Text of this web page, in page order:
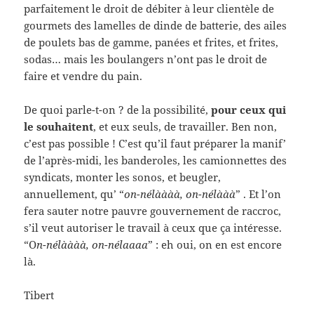
parfaitement le droit de débiter à leur clientèle de
gourmets des lamelles de dinde de batterie, des ailes
de poulets bas de gamme, panées et frites, et frites,
sodas… mais les boulangers n’ont pas le droit de
faire et vendre du pain.
De quoi parle-t-on ? de la possibilité,pour ceux qui
le souhaitent, et eux seuls, de travailler. Ben non,
c’est pas possible ! C’est qu’il faut préparer la manif’
de l’après-midi, les banderoles, les camionnettes des
syndicats, monter les sonos, et beugler,
annuellement, qu’ “on-nélàààà, on-nélààà” . Et l’on
fera sauter notre pauvre gouvernement de raccroc,
s’il veut autoriser le travail à ceux que ça intéresse.
“On-nélàààà, on-nélaaaa” : eh oui, on en est encore
là.
Tibert